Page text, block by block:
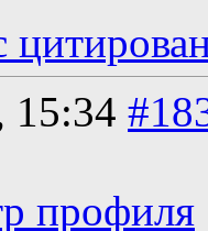
15:34
профиля